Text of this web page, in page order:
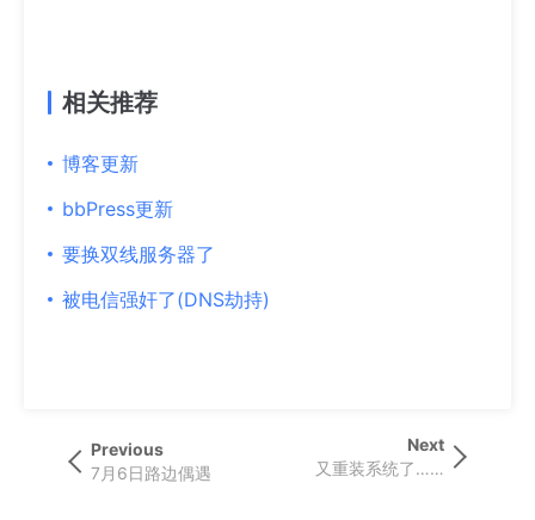
相关推荐
博客更新
bbPress更新
要换双线服务器了
被电信强奸了(DNS劫持)
文
章
Previous
Post
Previous
7月6日路边偶遇
Next
Post
Next
又重装系统了……